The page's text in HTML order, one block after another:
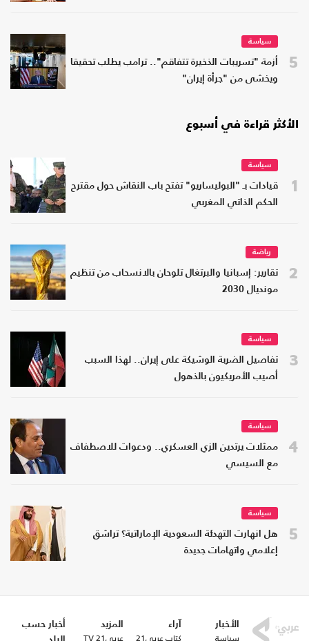
5
سياسة
أزمة "تسريبات الذخيرة تتفاقم".. ترامب يطلب تحقيقا
ويخشى من "جرأة إيران"
الأكثر قراءة في أسبوع
1
سياسة
قيادات بـ "البوليساريو" تفتح باب النقاش حول مقترح
الحكم الذاتي المغربي
2
رياضة
تقارير: إسبانيا والبرتغال تلوحان بالانسحاب من تنظيم
مونديال 2030
3
سياسة
تفاصيل الضربة الوشيكة على إيران.. لهذا السبب
أصيب الأمريكيون بالذهول
4
سياسة
ممثلات يرتدين الزي العسكري.. ودعوات للاصطفاف
مع السيسي
5
سياسة
هل انهارت التهدئة السعودية الإماراتية؟ تراشق
إعلامي واتهامات جديدة
الأخبار
سياسة
آراء
كتاب عربي21
المزيد
عربي21 TV
أخبار حسب